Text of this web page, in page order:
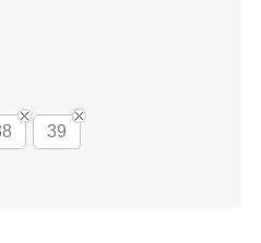
39